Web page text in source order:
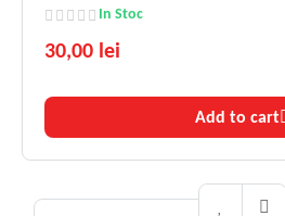
In Stoc
30,00 lei
Add to cart